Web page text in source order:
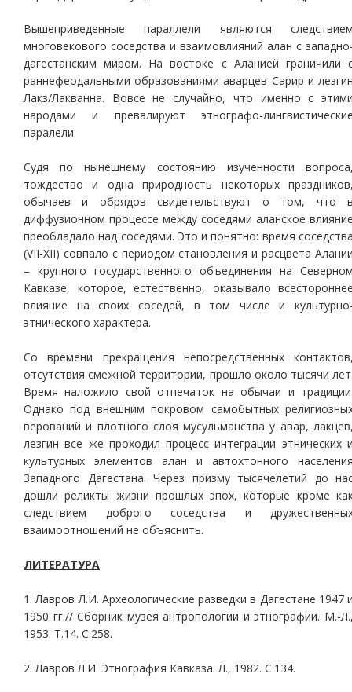
Вышеприведенные параллели являются
многовекового соседства и взаимовлияний алан с
дагестанским миром. На востоке с Аланией граничили
раннефеодальными образованиями аварцев Сарир и
Лакз/Лакванна. Вовсе не случайно, что именно с
народами и превалируют этнографо-
паралели
Судя по нынешнему состоянию изученности
тождество и одна природность некоторых
обычаев и обрядов свидетельствуют о том, что
диффузионном процессе между соседями аланское
преобладало над соседями. Это и понятно: время
(VII-ХII) совпало с периодом становления и расцвета
– крупного государственного объединения на
Кавказе, которое, естественно, оказывало
влияние на своих соседей, в том числе и
этнического характера.
Со времени прекращения непосредственных
отсутствия смежной территории, прошло около тысячи
Время наложило свой отпечаток на обычаи и
Однако под внешним покровом самобытных
верований и плотного слоя мусульманства у авар,
лезгин все же проходил процесс интеграции этнических
культурных элементов алан и автохтонного
Западного Дагестана. Через призму тысячелетий до
дошли реликты жизни прошлых эпох, которые кроме
следствием доброго соседства и
взаимоотношений не объяснить.
ЛИТЕРАТУРА
1. Лавров Л.И. Археологические разведки в Дагестане 1947
1950 гг.// Сборник музея антропологии и этнографии. М.-
1953. Т.14. С.258.
2. Лавров Л.И. Этнография Кавказа. Л., 1982. С.134.